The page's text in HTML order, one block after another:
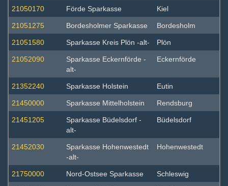
21050170 Förde Sparkasse Kiel
21051275 Bordesholmer Sparkasse Bordesholm
21051580 Sparkasse Kreis Plön -alt- Plön
21052090
Sparkasse Eckernförde -
alt-
Eckernförde
21352240 Sparkasse Holstein Eutin
21450000 Sparkasse Mittelholstein Rendsburg
21451205
Sparkasse Büdelsdorf -
alt-
Büdelsdorf
21452030
Sparkasse Hohenwestedt
-alt-
Hohenwestedt
21750000 Nord-Ostsee Sparkasse Schleswig